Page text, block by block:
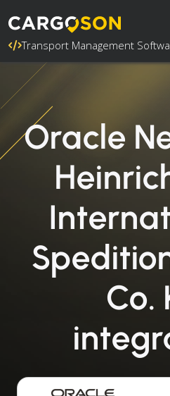
Transport Management
Oracle
Co.